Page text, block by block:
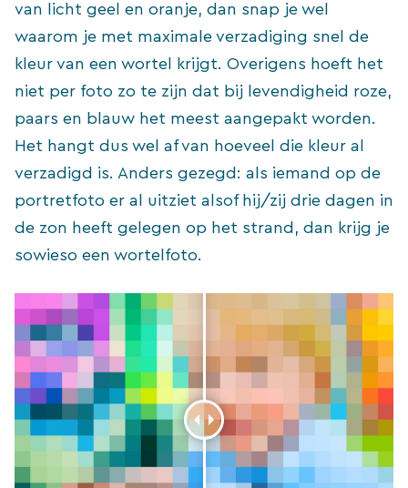
van licht geel en oranje, dan snap je wel
waarom je met maximale verzadiging snel de
kleur van een wortel krijgt. Overigens hoeft het
niet per foto zo te zijn dat bij levendigheid roze,
paars en blauw het meest aangepakt worden.
Het hangt dus wel af van hoeveel die kleur al
verzadigd is. Anders gezegd: als iemand op de
portretfoto er al uitziet alsof hij/zij drie dagen in
de zon heeft gelegen op het strand, dan krijg je
sowieso een wortelfoto.